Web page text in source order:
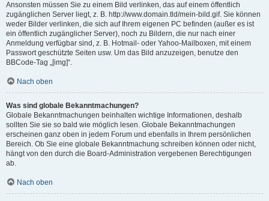
Ansonsten müssen Sie zu einem Bild verlinken, das auf einem öffentlich
zugänglichen Server liegt, z. B. http://www.domain.tld/mein-bild.gif. Sie können
weder Bilder verlinken, die sich auf Ihrem eigenen PC befinden (außer es ist
ein öffentlich zugänglicher Server), noch zu Bildern, die nur nach einer
Anmeldung verfügbar sind, z. B. Hotmail- oder Yahoo-Mailboxen, mit einem
Passwort geschützte Seiten usw. Um das Bild anzuzeigen, benutze den
BBCode-Tag „[img]“.
Nach oben
Was sind globale Bekanntmachungen?
Globale Bekanntmachungen beinhalten wichtige Informationen, deshalb
sollten Sie sie so bald wie möglich lesen. Globale Bekanntmachungen
erscheinen ganz oben in jedem Forum und ebenfalls in Ihrem persönlichen
Bereich. Ob Sie eine globale Bekanntmachung schreiben können oder nicht,
hängt von den durch die Board-Administration vergebenen Berechtigungen
ab.
Nach oben